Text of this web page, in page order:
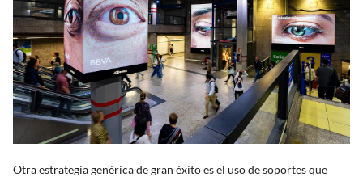
Otra estrategia genérica de gran éxito es el uso de soportes que